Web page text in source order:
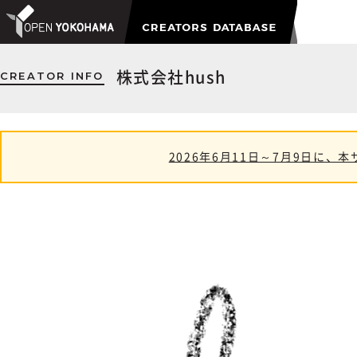
CREATOR INFO 株式会社hush
2026年6月11日～7月9日に、本